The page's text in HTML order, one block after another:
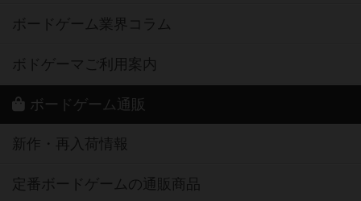
ボードゲーム業界コラム
ボドゲーマご利用案内
ボードゲーム通販
新作・再入荷情報
定番ボードゲームの通販商品